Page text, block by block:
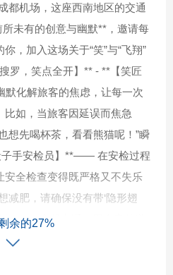
都机场，这座西南地区的交通
未有的创意与幽默**，邀请每
，加入这场关于“笑”与“飞翔”
罗，笑点全开】** - **【笑匠
化解旅客的焦虑，让每一次
如，当旅客因延误而焦急
想先喝杯茶，看看熊猫呢！”瞬
子手安检员】**—— 在安检过程
安全检查变得既严格又不失乐
减肥，请确保没有带‘隐形翅
**—— 拿起电话，用声音传递
问还是处理投诉，你都能用一
余的27%